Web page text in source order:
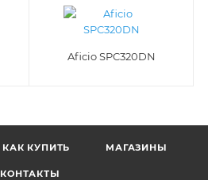
Aficio SPC320DN
КАК КУПИТЬ МАГАЗИНЫ
КОНТАКТЫ